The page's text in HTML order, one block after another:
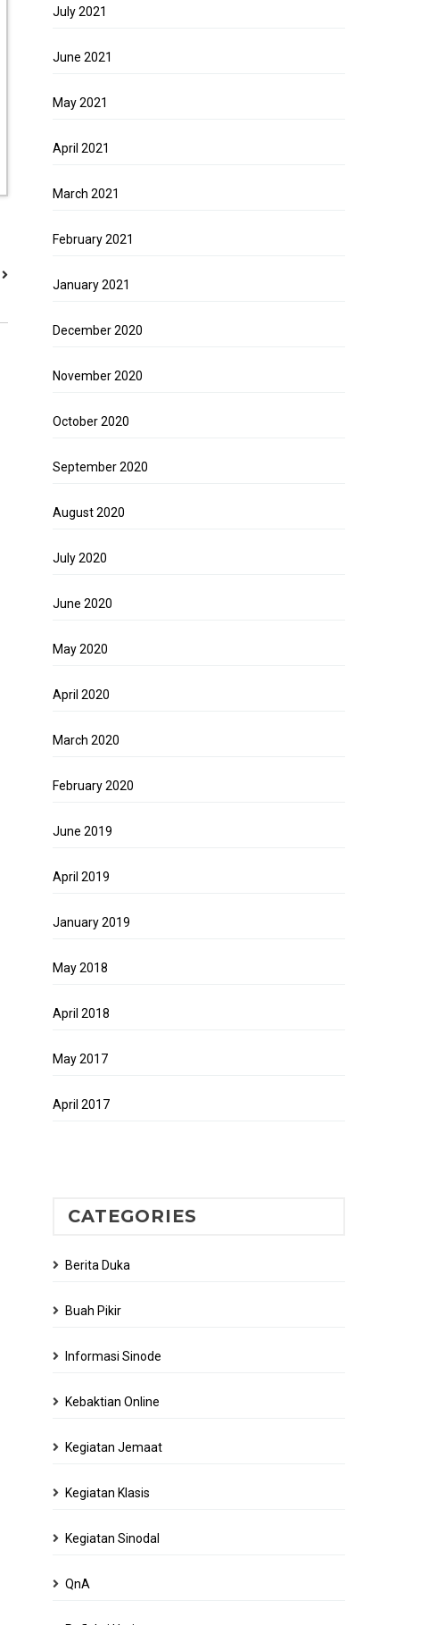
July 2021
June 2021
May 2021
April 2021
March 2021
February 2021
January 2021
December 2020
November 2020
October 2020
September 2020
August 2020
July 2020
June 2020
May 2020
April 2020
March 2020
February 2020
June 2019
April 2019
January 2019
May 2018
April 2018
May 2017
April 2017
CATEGORIES
Berita Duka
Buah Pikir
Informasi Sinode
Kebaktian Online
Kegiatan Jemaat
Kegiatan Klasis
Kegiatan Sinodal
QnA